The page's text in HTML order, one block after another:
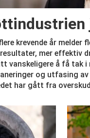
krevende år
mer effektiv
vanskeligere å få tak i
og utfasing
har gått fra